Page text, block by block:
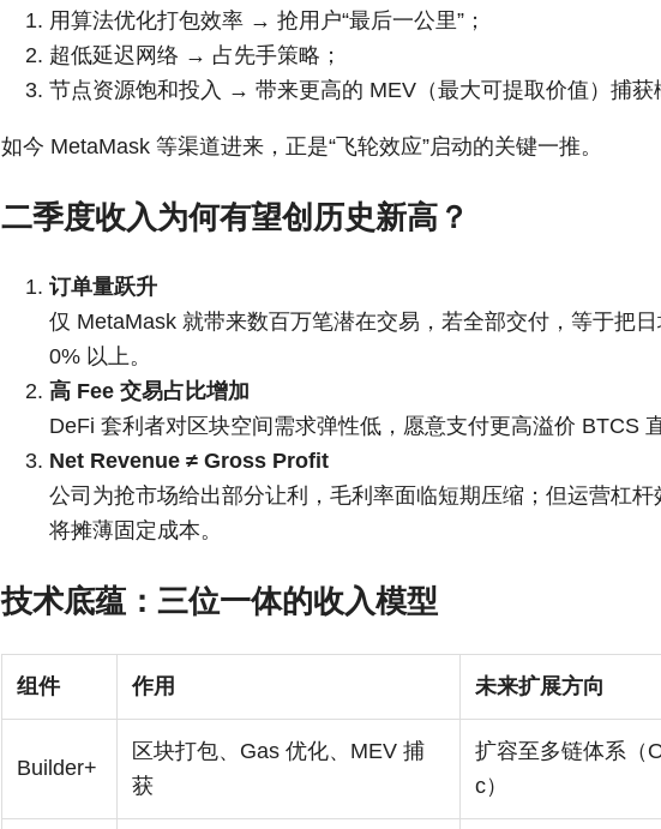
用算法优化打包效率 → 抢用户“最后一公里”；
超低延迟网络 → 占先手策略；
节点资源饱和投入 → 带来更高的 MEV（最大可提取价值）捕获
如今 MetaMask 等渠道进来，正是“飞轮效应”启动的关键一推。
二季度收入为何有望创历史新高？
订单量跃升
仅 MetaMask 就带来数百万笔潜在交易，若全部交付，等于把
0% 以上。
高 Fee 交易占比增加
DeFi 套利者对区块空间需求弹性低，愿意支付更高溢价 BTCS
Net Revenue ≠ Gross Profit
公司为抢市场给出部分让利，毛利率面临短期压缩；但运营杠
将摊薄固定成本。
技术底蕴：三位一体的收入模型
组件 作用 未来扩展方向
Builder+
区块打包、Gas 优化、MEV 捕
获
扩容至多链体系（
c）